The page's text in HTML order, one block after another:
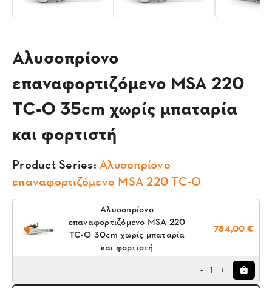
Αλυσοπρίονο
επαναφορτιζόμενο MSA 220
TC-O 35cm χωρίς μπαταρία
και φορτιστή
Product Series: Αλυσοπρίονο
επαναφορτιζόμενο MSA 220 TC-O
Αλυσοπρίονο
επαναφορτιζόμενο MSA 220
TC-O 30cm χωρίς μπαταρία
και φορτιστή
784,00 €
- 1 +